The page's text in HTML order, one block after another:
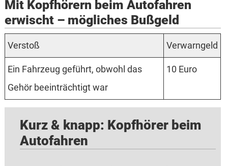
Mit Kopfhörern beim Autofahren
erwischt – mögliches Bußgeld
Verstoß Verwarngeld
Ein Fahrzeug geführt, obwohl das
Gehör beeinträchtigt war
10 Euro
Kurz & knapp: Kopfhörer beim
Autofahren